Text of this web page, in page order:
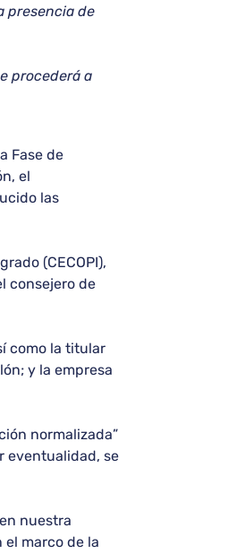
presencia de
procederá a
Fase de
el
las
(CECOPI),
consejero de
como la titular
y la empresa
normalizada”
eventualidad, se
nuestra
marco de la